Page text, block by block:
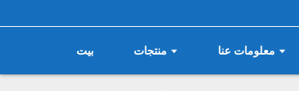
بيت منتجات معلومات عنا